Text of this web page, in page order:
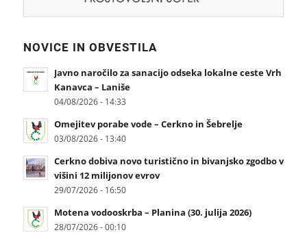
NOVICE IN OBVESTILA
Javno naročilo za sanacijo odseka lokalne ceste Vrh
Kanavca – Laniše
04/08/2026 - 14:33
Omejitev porabe vode – Cerkno in Šebrelje
03/08/2026 - 13:40
Cerkno dobiva novo turistično in bivanjsko zgodbo v
višini 12 milijonov evrov
29/07/2026 - 16:50
Motena vodooskrba – Planina (30. julija 2026)
28/07/2026 - 00:10